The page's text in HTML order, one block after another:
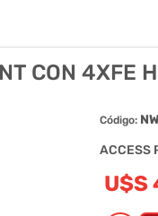
CON 4XFE
Código:
ACCESS
U$S